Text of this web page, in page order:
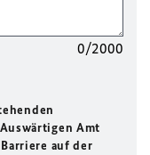
0/2000
Amt
auf der